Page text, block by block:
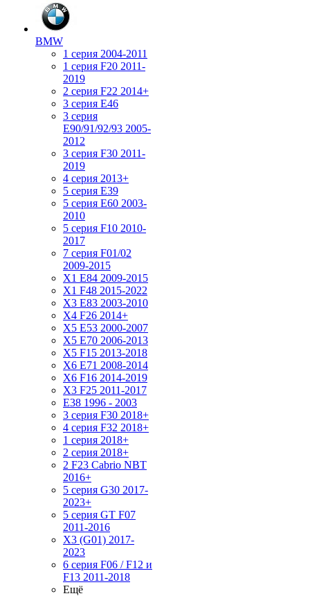
BMW
1 серия 2004-2011
1 серия F20 2011-
2019
2 серия F22 2014+
3 серия Е46
3 серия
E90/91/92/93 2005-
2012
3 серия F30 2011-
2019
4 серия 2013+
5 серия E39
5 серия E60 2003-
2010
5 серия F10 2010-
2017
7 серия F01/02
2009-2015
X1 E84 2009-2015
X1 F48 2015-2022
X3 E83 2003-2010
X4 F26 2014+
X5 E53 2000-2007
X5 E70 2006-2013
X5 F15 2013-2018
X6 E71 2008-2014
X6 F16 2014-2019
X3 F25 2011-2017
E38 1996 - 2003
3 серия F30 2018+
4 серия F32 2018+
1 серия 2018+
2 серия 2018+
2 F23 Cabrio NBT
2016+
5 серия G30 2017-
2023+
5 серия GT F07
2011-2016
X3 (G01) 2017-
2023
6 серия F06 / F12 и
F13 2011-2018
Ещё